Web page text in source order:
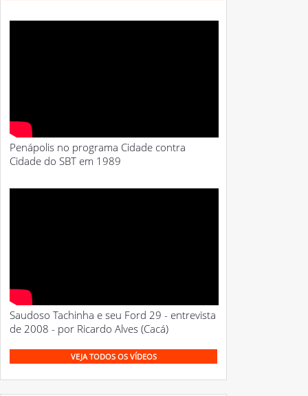
Penápolis no programa Cidade contra
Cidade do SBT em 1989
Saudoso Tachinha e seu Ford 29 - entrevista
de 2008 - por Ricardo Alves (Cacá)
VEJA TODOS OS VÍDEOS